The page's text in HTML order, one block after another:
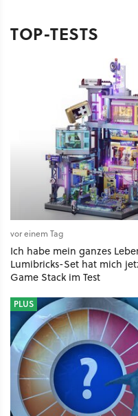
TOP-TESTS
vor einem Tag
Ich habe mein ganzes
Lumibricks-Set hat mich
Game Stack im Test
PLUS